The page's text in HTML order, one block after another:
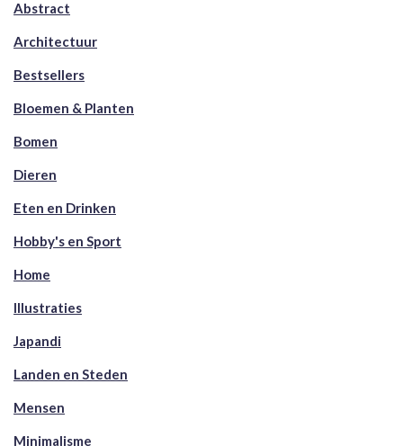
Abstract
Architectuur
Bestsellers
Bloemen & Planten
Bomen
Dieren
Eten en Drinken
Hobby's en Sport
Home
Illustraties
Japandi
Landen en Steden
Mensen
Minimalisme